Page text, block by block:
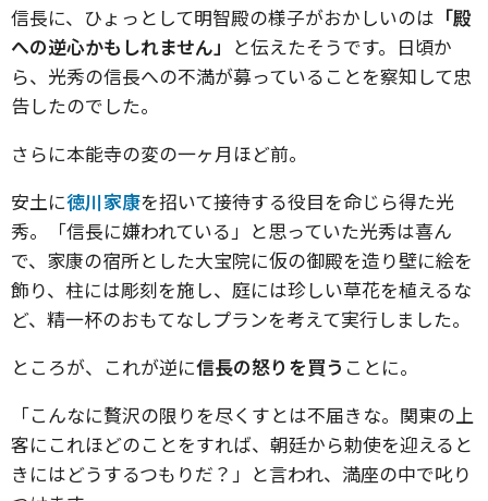
信長に、ひょっとして明智殿の様子がおかしいのは 「殿
への逆心かもしれません」 と伝えたそうです。日頃か
ら、光秀の信長への不満が募っていることを察知して忠
告したのでした。
さらに本能寺の変の一ヶ月ほど前。
安土に徳川家康を招いて接待する役目を命じら得た光
秀。「信長に嫌われている」と思っていた光秀は喜ん
で、家康の宿所とした大宝院に仮の御殿を造り壁に絵を
飾り、柱には彫刻を施し、庭には珍しい草花を植えるな
ど、精一杯のおもてなしプランを考えて実行しました。
ところが、これが逆に信長の怒りを買う ことに。
「こんなに贅沢の限りを尽くすとは不届きな。関東の上
客にこれほどのことをすれば、朝廷から勅使を迎えると
きにはどうするつもりだ？」と言われ、満座の中で叱り